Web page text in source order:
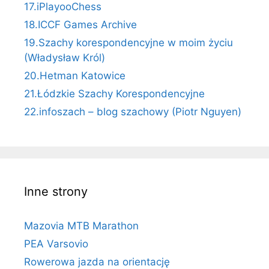
17.iPlayooChess
18.ICCF Games Archive
19.Szachy korespondencyjne w moim życiu
(Władysław Król)
20.Hetman Katowice
21.Łódzkie Szachy Korespondencyjne
22.infoszach – blog szachowy (Piotr Nguyen)
Inne strony
Mazovia MTB Marathon
PEA Varsovio
Rowerowa jazda na orientację